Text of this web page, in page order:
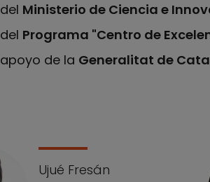
del Ministerio de Ciencia e
del Programa "Centro de
apoyo de la Generalitat de
Ujué Fresán